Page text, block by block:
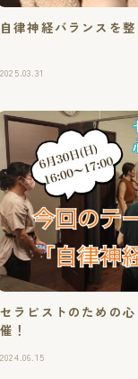
自律神経バランスを
2025.03.31
セラピストのための
催！
2024.06.15